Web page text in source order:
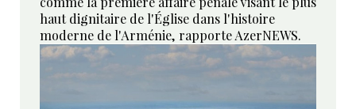
haut dignitaire de l'Église dans l'histoire
moderne de l'Arménie, rapporte AzerNEWS.